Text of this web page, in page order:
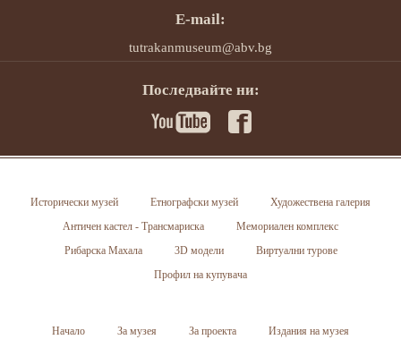
E-mail:
tutrakanmuseum@abv.bg
Последвайте ни:
Исторически музей Етнографски музей
Художествена галерия
Античен кастел - Трансмариска
Мемориален комплекс
Рибарска Махала
3D модели
Виртуални турове
Профил на купувача
Начало За музея За проекта
Издания на музея